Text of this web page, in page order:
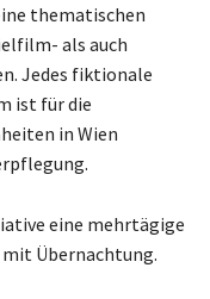
thematischen
als auch
Jedes fiktionale
ist für die
in Wien
eine mehrtägige
Übernachtung.